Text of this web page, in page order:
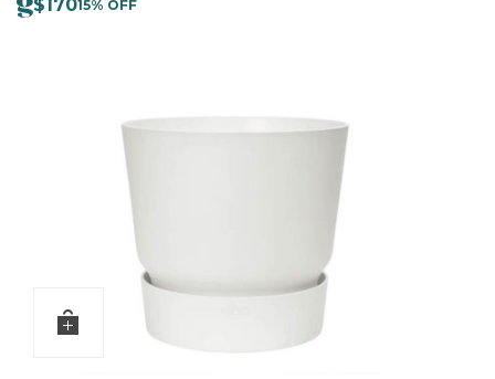
$17015% OFF